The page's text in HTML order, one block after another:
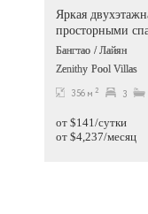
Яркая
просторными
Бангтао / Лайян
Zenithy Pool Villas
356 м2 3
от $141/сутки
от $4,237/месяц